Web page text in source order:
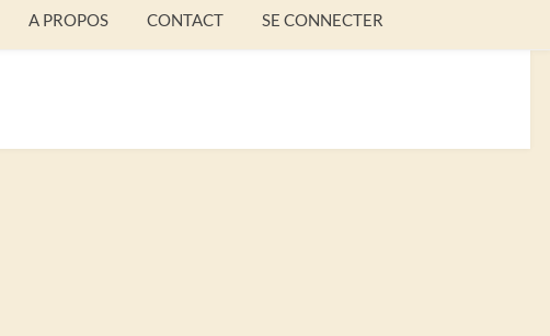
A PROPOS CONTACT SE CONNECTER